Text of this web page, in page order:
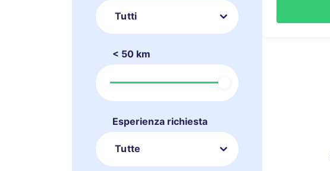
Tutti
< 50 km
Esperienza richiesta
Tutte